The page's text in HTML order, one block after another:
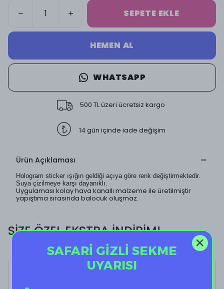
SEPETE EKLE
HEMEN AL
WHATSAPP
500 TL üzeri ücretsiz kargo
14 gün içinde iade değişim
Ürün Açıklaması
Hologram sticker ışığın geldiği açıya göre renk değiştirmektedir.
Suya çizilmeye karşı dayanıklı.
Uygulaması kolay hava kanallı malzeme ile üretilmiştir
yapıştıma sırasında balocuk oluşmaz.
SİZE ÖZEL EKSTRA İNDİRİM!
SAFARİ GİZLİ SEKME
UYARISI